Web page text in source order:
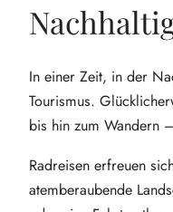
In einer Zeit, in der
Tourismus.
bis hin zum Wandern
Radreisen erfreuen
atemberaubende